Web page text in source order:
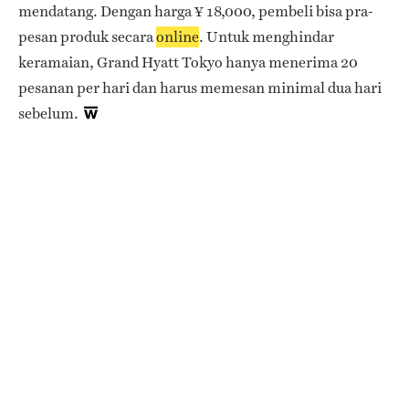
mendatang. Dengan harga ¥ 18,000, pembeli bisa pra-
pesan produk secaraonline. Untuk menghindar
keramaian, Grand Hyatt Tokyo hanya menerima 20
pesanan per hari dan harus memesan minimal dua hari
sebelum.